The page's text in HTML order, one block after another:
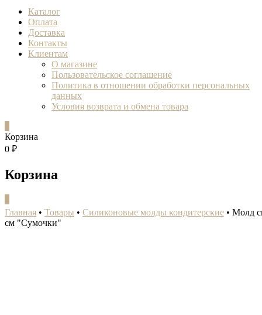
Каталог
Оплата
Доставка
Контакты
Клиентам
О магазине
Пользовательское соглашение
Политика в отношении обработки персональных
данных
Условия возврата и обмена товара
Корзина
0 ₽
Корзина
Главная • Товары • Силиконовые молды кондитерские • Молд
см "Сумочки"